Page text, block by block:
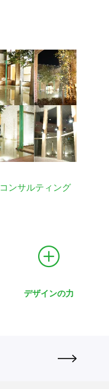
コンサルティング
デザインの力